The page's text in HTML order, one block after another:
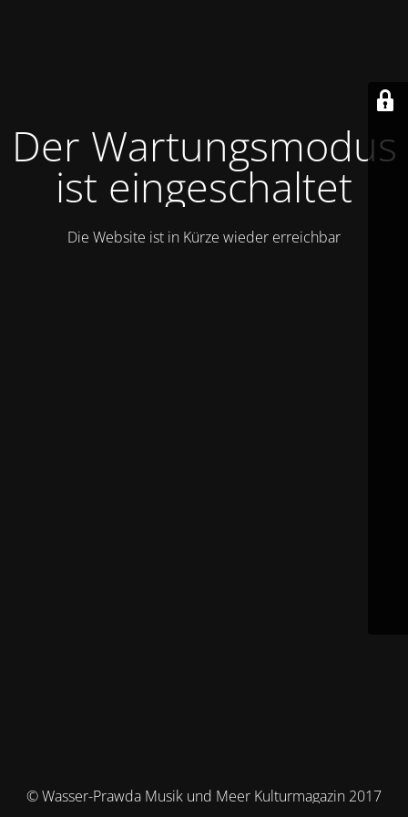
Der Wartungsmodus
ist eingeschaltet
Die Website ist in Kürze wieder erreichbar
© Wasser-Prawda Musik und Meer Kulturmagazin 2017